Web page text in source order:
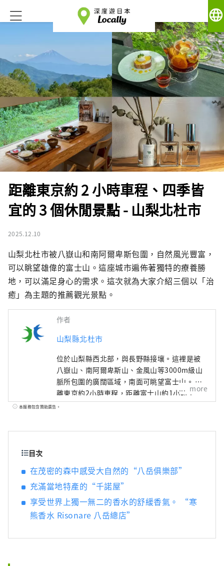
language
距離東京約 2 小時車程、四季皆
宜的 3 個休閒景點 - 山梨北杜市
2025.12.10
山梨北杜市被八嶽山和南阿爾卑斯包圍，自然風光豐富，
可以眺望雄偉的富士山。這座城市遍佈著獨特的療養勝
地，可以滿足身心的需求。這次就為大家介紹三個以「治
癒」為主題的推薦觀光景點。
作者
山梨縣北杜市
位於山梨縣西北部，與長野縣接壤。這裡是被
八嶽山、南阿爾卑斯山、金風山等3000m級山
脈所包圍的廣闊區域，南面可眺望富士山。 距
離東京約2小時車程，距離富士山約1小時車
程，距離松本約1小時車程，由於交通便利，全
的美食。
more
本服務包含贊助廣告。
目次
在茂密的森中感受大自然的“八岳俱樂部”
充滿當地特產的“千諾屋”
享受世界上獨一無二的香水的舒緩香氣。 “寒
熊香水 Risonare 八岳總店”